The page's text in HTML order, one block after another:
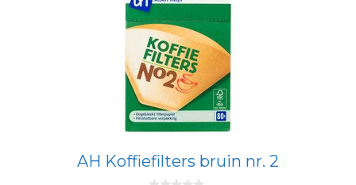
AH Koffiefilters bruin nr. 2